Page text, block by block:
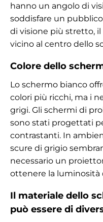
hanno un angolo di
soddisfare un
di visione più stretto,
vicino al centro dello
Colore dello
Lo schermo bianco
colori più ricchi, ma i
grigi. Gli schermi di
sono stati progettati
contrastanti. In
scure di grigio
necessario un
ottenere la luminosità
Il materiale dello
può essere di